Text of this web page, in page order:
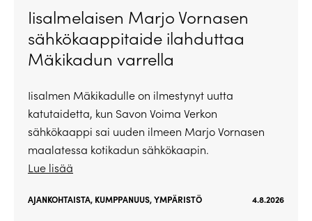
Iisalmelaisen Marjo Vornasen
sähkökaappitaide ilahduttaa
Mäkikadun varrella
Iisalmen Mäkikadulle on ilmestynyt uutta
katutaidetta, kun Savon Voima Verkon
sähkökaappi sai uuden ilmeen Marjo Vornasen
maalatessa kotikadun sähkökaapin.
Lue lisää
AJANKOHTAISTA, KUMPPANUUS,YMPÄRISTÖ 4.8.2026